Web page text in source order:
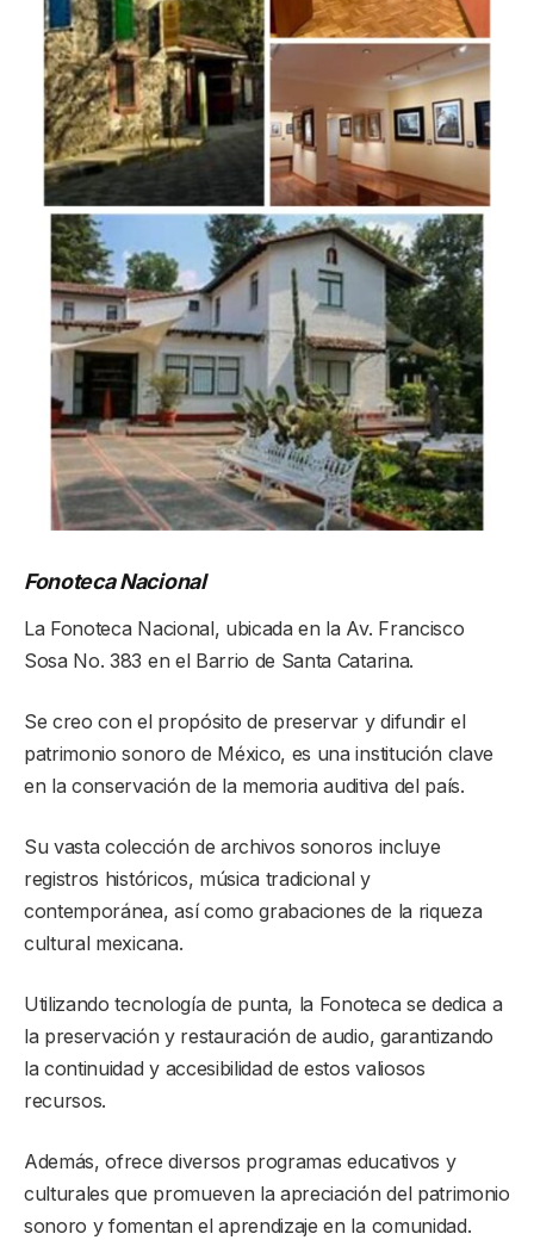
Fonoteca Nacional
La Fonoteca Nacional, ubicada en la Av. Francisco
Sosa No. 383 en el Barrio de Santa Catarina.
Se creo con el propósito de preservar y difundir el
patrimonio sonoro de México, es una institución clave
en la conservación de la memoria auditiva del país.
Su vasta colección de archivos sonoros incluye
registros históricos, música tradicional y
contemporánea, así como grabaciones de la riqueza
cultural mexicana.
Utilizando tecnología de punta, la Fonoteca se dedica a
la preservación y restauración de audio, garantizando
la continuidad y accesibilidad de estos valiosos
recursos.
Además, ofrece diversos programas educativos y
culturales que promueven la apreciación del patrimonio
sonoro y fomentan el aprendizaje en la comunidad.